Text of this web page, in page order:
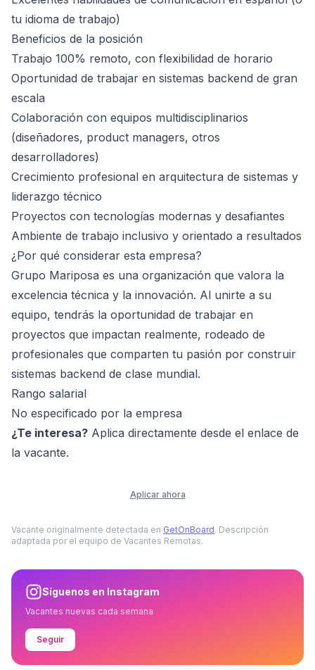
tu idioma de trabajo)
Beneficios de la posición
Trabajo 100% remoto, con flexibilidad de horario
Oportunidad de trabajar en sistemas backend de gran
escala
Colaboración con equipos multidisciplinarios
(diseñadores, product managers, otros
desarrolladores)
Crecimiento profesional en arquitectura de sistemas y
liderazgo técnico
Proyectos con tecnologías modernas y desafiantes
Ambiente de trabajo inclusivo y orientado a resultados
¿Por qué considerar esta empresa?
Grupo Mariposa es una organización que valora la
excelencia técnica y la innovación. Al unirte a su
equipo, tendrás la oportunidad de trabajar en
proyectos que impactan realmente, rodeado de
profesionales que comparten tu pasión por construir
sistemas backend de clase mundial.
Rango salarial
No especificado por la empresa
¿Te interesa? Aplica directamente desde el enlace de
la vacante.
Aplicar ahora
Vacante originalmente detectada en GetOnBoard. Descripción
adaptada por el equipo de Vacantes Remotas.
Síguenos en Instagram
Vacantes nuevas cada semana
Seguir